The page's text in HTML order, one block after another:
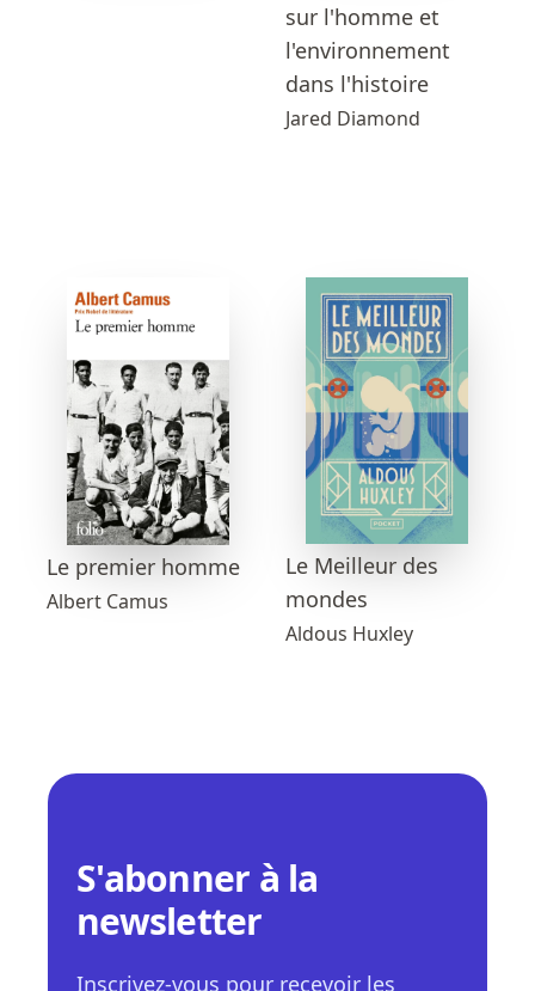
sur l'homme et
l'environnement
dans l'histoire
Jared Diamond
Le premier homme
Albert Camus
Le Meilleur des
mondes
Aldous Huxley
S'abonner à la
newsletter
Inscrivez-vous pour recevoir les